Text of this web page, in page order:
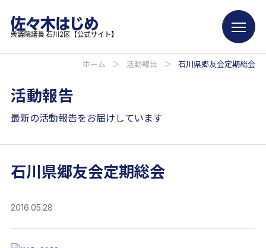
ホーム ＞ 活動報告 ＞ 石川県郷友会定期総会
活動報告
最新の活動報告をお届けしています
石川県郷友会定期総会
2016.05.28